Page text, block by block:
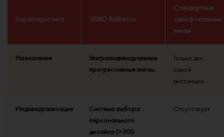
Характеристика SEIKO Brilliance
Стандартные
однофокальные
линзы
Назначение
Ультраиндивидуальные
прогрессивные линзы
Только для
одной
дистанции
Индивидуализация
Система выбора
персонального
дизайна (>300
Отсутствует